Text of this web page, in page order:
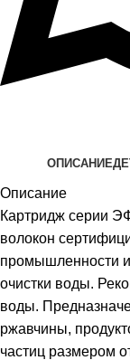
ОПИСАНИЕ
Описание
Картридж серии
волокон
промышленности
очистки воды.
воды.
ржавчины,
частиц размером